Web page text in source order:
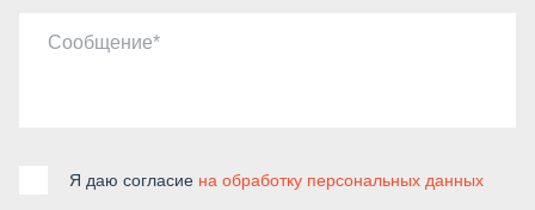
Сообщение
Я даю согласие на обработку персональных данных